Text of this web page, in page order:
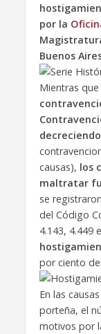
por la
Buenos
Mientras
decreciendo
causas), los
maltratar
se
del Código
4.143, 4.449
por ciento
En las
porteña, el
motivos por